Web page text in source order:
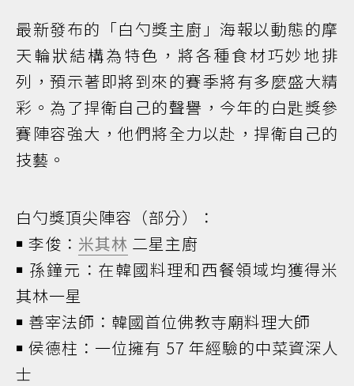
最新發布的「白勺獎主廚」海報以動態的摩
天輪狀結構為特色，將各種食材巧妙地排
列，預示著即將到來的賽季將有多麼盛大精
彩。為了捍衛自己的聲譽，今年的白匙獎參
賽陣容強大，他們將全力以赴，捍衛自己的
技藝。
白勺獎頂尖陣容（部分）：
￭ 李俊： 米其林 二星主廚
￭ 孫鐘元：在韓國料理和西餐領域均獲得米
其林一星
￭ 善宰法師：韓國首位佛教寺廟料理大師
￭ 侯德柱：一位擁有 57 年經驗的中菜資深人
士